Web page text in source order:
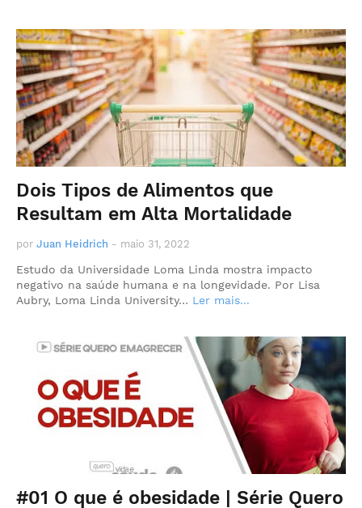
Dois Tipos de Alimentos que
Resultam em Alta Mortalidade
por Juan Heidrich - maio 31, 2022
Estudo da Universidade Loma Linda mostra impacto
negativo na saúde humana e na longevidade. Por Lisa
Aubry, Loma Linda University… Ler mais...
#01 O que é obesidade | Série Quero